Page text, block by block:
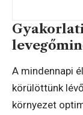
A mindennapi
körülöttünk
környezet